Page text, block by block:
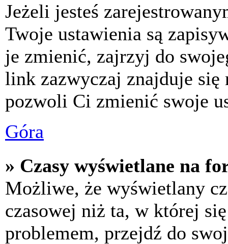
Jeżeli jesteś
Twoje ustawienia są
je zmienić, zajrzyj do
link zazwyczaj znajduje się
pozwoli Ci zmienić swoje
Góra
» Czasy wyświetlane na
Możliwe, że wyświetlany
czasowej niż ta, w której
problemem, przejdź do